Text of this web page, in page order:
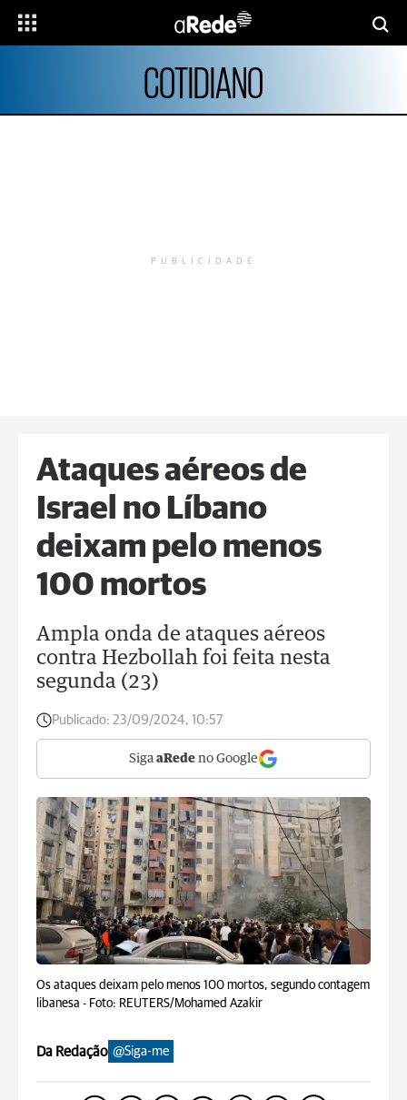
COTIDIANO
PUBLICIDADE
Ataques aéreos de
Israel no Líbano
deixam pelo menos
100 mortos
Ampla onda de ataques aéreos
contra Hezbollah foi feita nesta
segunda (23)
Publicado: 23/09/2024, 10:57
Siga aRede no Google
Os ataques deixam pelo menos 100 mortos, segundo contagem
libanesa - Foto: REUTERS/Mohamed Azakir
Da Redação @Siga-me